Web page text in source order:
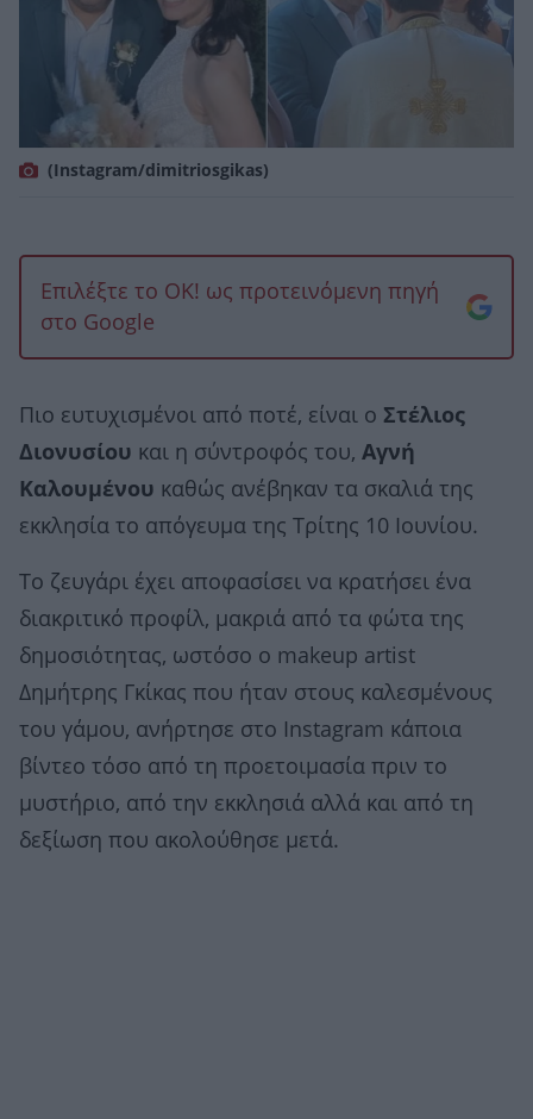
(Instagram/dimitriosgikas)
Επιλέξτε το OK! ως προτεινόμενη πηγή
στο Google
Πιο ευτυχισμένοι από ποτέ, είναι ο Στέλιος
Διονυσίου και η σύντροφός του, Αγνή
Καλουμένου καθώς ανέβηκαν τα σκαλιά της
εκκλησία το απόγευμα της Τρίτης 10 Ιουνίου.
Το ζευγάρι έχει αποφασίσει να κρατήσει ένα
διακριτικό προφίλ, μακριά από τα φώτα της
δημοσιότητας, ωστόσο ο makeup artist
Δημήτρης Γκίκας που ήταν στους καλεσμένους
του γάμου, ανήρτησε στο Instagram κάποια
βίντεο τόσο από τη προετοιμασία πριν το
μυστήριο, από την εκκλησιά αλλά και από τη
δεξίωση που ακολούθησε μετά.